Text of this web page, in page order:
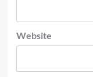
Website